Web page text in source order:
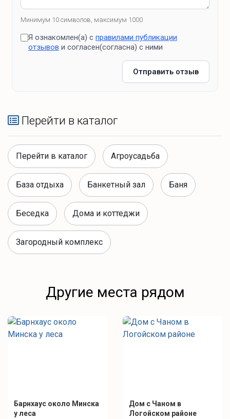
Минимум 10 символов, максимум 1000
Я ознакомлен(а) с правилами публикации
отзывов и согласен(согласна) с ними
Отправить отзыв
Перейти в каталог
Перейти в каталог Агроусадьба
База отдыха Банкетный зал Баня
Беседка Дома и коттеджи
Загородный комплекс
Другие места рядом
Барнхаус около Минска
у леса
Дом с Чаном в
Логойском районе